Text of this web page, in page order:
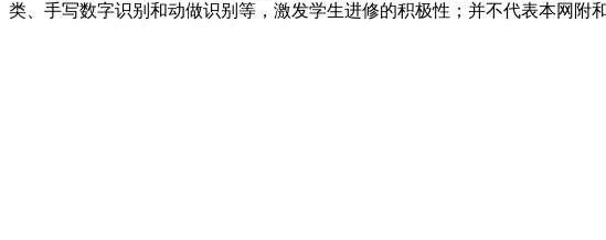
类、手写数字识别和动做识别等，激发学生进修的积极性；并不代表本网